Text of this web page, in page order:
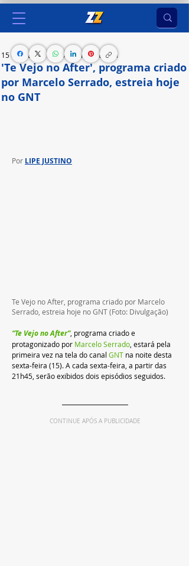
'Te Vejo no After', programa criado
por Marcelo Serrado, estreia hoje
no GNT
15 de mar. de 2024 1 min de leitura
Por LIPE JUSTINO
Te Vejo no After, programa criado por Marcelo
Serrado, estreia hoje no GNT (Foto: Divulgação)
“Te Vejo no After”, programa criado e
protagonizado por Marcelo Serrado , estará pela
primeira vez na tela do canal GNT na noite desta
sexta-feira (15). A cada sexta-feira, a partir das
21h45, serão exibidos dois episódios seguidos.
CONTINUE APÓS A PUBLICIDADE